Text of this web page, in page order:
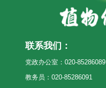
联系我们：
党政办公室：020-85286089
教务员：020-85286091